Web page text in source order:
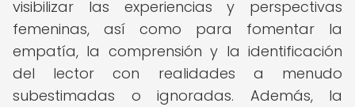
visibilizar las experiencias y perspectivas
femeninas, así como para fomentar la
empatía, la comprensión y la identificación
del lector con realidades a menudo
subestimadas o ignoradas. Además, la